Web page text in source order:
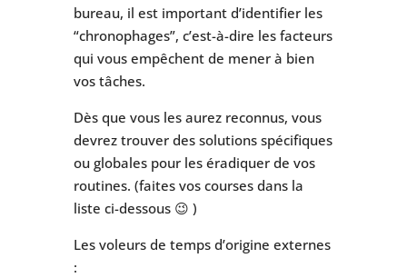
bureau, il est important d’identifier les
“chronophages”, c’est-à-dire les facteurs
qui vous empêchent de mener à bien
vos tâches.
Dès que vous les aurez reconnus, vous
devrez trouver des solutions spécifiques
ou globales pour les éradiquer de vos
routines. (faites vos courses dans la
liste ci-dessous 😉 )
Les voleurs de temps d’origine externes
: